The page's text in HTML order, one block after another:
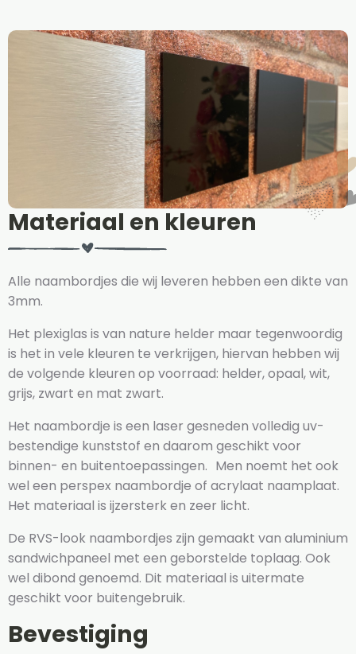
Materiaal en kleuren
Alle naambordjes die wij leveren hebben een dikte van
3mm.
Het plexiglas is van nature helder maar tegenwoordig
is het in vele kleuren te verkrijgen, hiervan hebben wij
de volgende kleuren op voorraad: helder, opaal, wit,
grijs, zwart en mat zwart.
Het naambordje is een laser gesneden volledig uv-
bestendige kunststof en daarom geschikt voor
binnen- en buitentoepassingen. Men noemt het ook
wel een perspex naambordje of acrylaat naamplaat.
Het materiaal is ijzersterk en zeer licht.
De RVS-look naambordjes zijn gemaakt van aluminium
sandwichpaneel met een geborstelde toplaag. Ook
wel dibond genoemd. Dit materiaal is uitermate
geschikt voor buitengebruik.
Bevestiging